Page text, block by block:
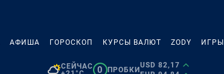
АФИША ГОРОСКОП КУРСЫ ВАЛЮТ ZODY ИГРЫ
СЕЙЧАС 0 ПРОБКИ
USD 82,17